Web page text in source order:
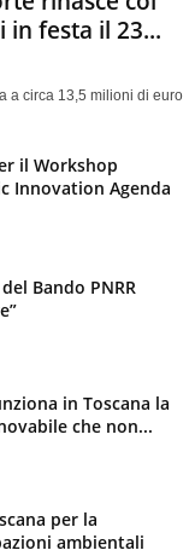
festa il 23...
a circa 13,5 milioni di euro
il Workshop
Innovation Agenda
Bando PNRR
in Toscana la
che non...
per la
ambientali